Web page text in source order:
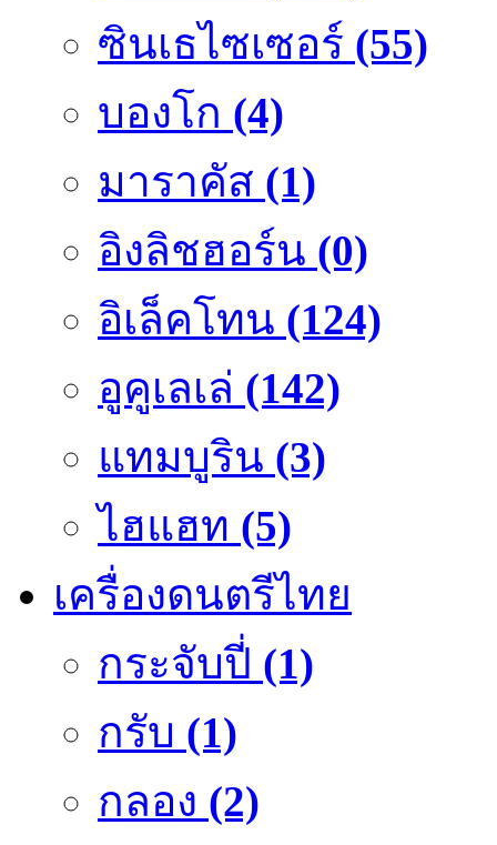
ซินเธไซเซอร์ (55)
บองโก (4)
มาราคัส (1)
อิงลิชฮอร์น (0)
อิเล็คโทน (124)
อูคูเลเล่ (142)
แทมบูริน (3)
ไฮแฮท (5)
เครื่องดนตรีไทย
กระจับปี่ (1)
กรับ (1)
กลอง (2)